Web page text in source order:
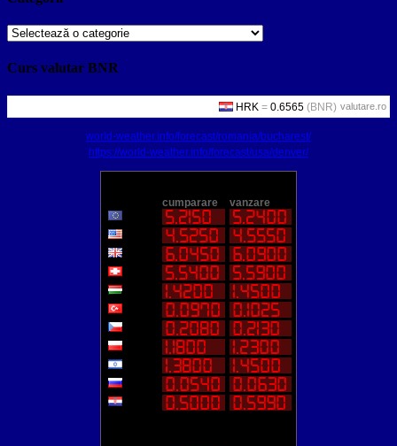
Categorii
Curs valutar BNR
valutare.ro
world-weather.info/forecast/romania/bucharest/
https://world-weather.info/forecast/usa/denver/